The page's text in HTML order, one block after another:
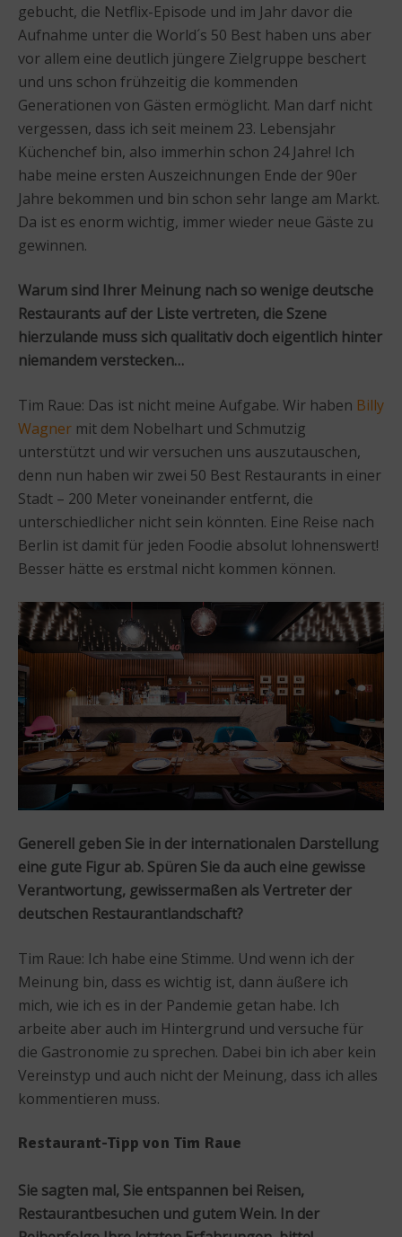
gebucht, die Netflix-Episode und im Jahr davor die
Aufnahme unter die World´s 50 Best haben uns aber
vor allem eine deutlich jüngere Zielgruppe beschert
und uns schon frühzeitig die kommenden
Generationen von Gästen ermöglicht. Man darf nicht
vergessen, dass ich seit meinem 23. Lebensjahr
Küchenchef bin, also immerhin schon 24 Jahre! Ich
habe meine ersten Auszeichnungen Ende der 90er
Jahre bekommen und bin schon sehr lange am Markt.
Da ist es enorm wichtig, immer wieder neue Gäste zu
gewinnen.
Warum sind Ihrer Meinung nach so wenige deutsche
Restaurants auf der Liste vertreten, die Szene
hierzulande muss sich qualitativ doch eigentlich hinter
niemandem verstecken…
Tim Raue: Das ist nicht meine Aufgabe. Wir haben Billy
Wagner mit dem Nobelhart und Schmutzig
unterstützt und wir versuchen uns auszutauschen,
denn nun haben wir zwei 50 Best Restaurants in einer
Stadt – 200 Meter voneinander entfernt, die
unterschiedlicher nicht sein könnten. Eine Reise nach
Berlin ist damit für jeden Foodie absolut lohnenswert!
Besser hätte es erstmal nicht kommen können.
Generell geben Sie in der internationalen Darstellung
eine gute Figur ab. Spüren Sie da auch eine gewisse
Verantwortung, gewissermaßen als Vertreter der
deutschen Restaurantlandschaft?
Tim Raue: Ich habe eine Stimme. Und wenn ich der
Meinung bin, dass es wichtig ist, dann äußere ich
mich, wie ich es in der Pandemie getan habe. Ich
arbeite aber auch im Hintergrund und versuche für
die Gastronomie zu sprechen. Dabei bin ich aber kein
Vereinstyp und auch nicht der Meinung, dass ich alles
kommentieren muss.
Restaurant-Tipp von Tim Raue
Sie sagten mal, Sie entspannen bei Reisen,
Restaurantbesuchen und gutem Wein. In der